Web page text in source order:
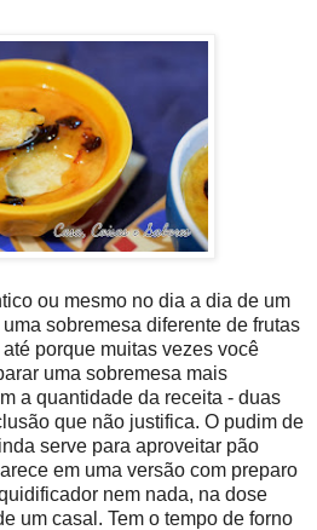
ou mesmo no dia a dia de um
sobremesa diferente de frutas
porque muitas vezes você
uma sobremesa mais
a quantidade da receita - duas
que não justifica. O pudim de
serve para aproveitar pão
em uma versão com preparo
nem nada, na dose
um casal. Tem o tempo de forno